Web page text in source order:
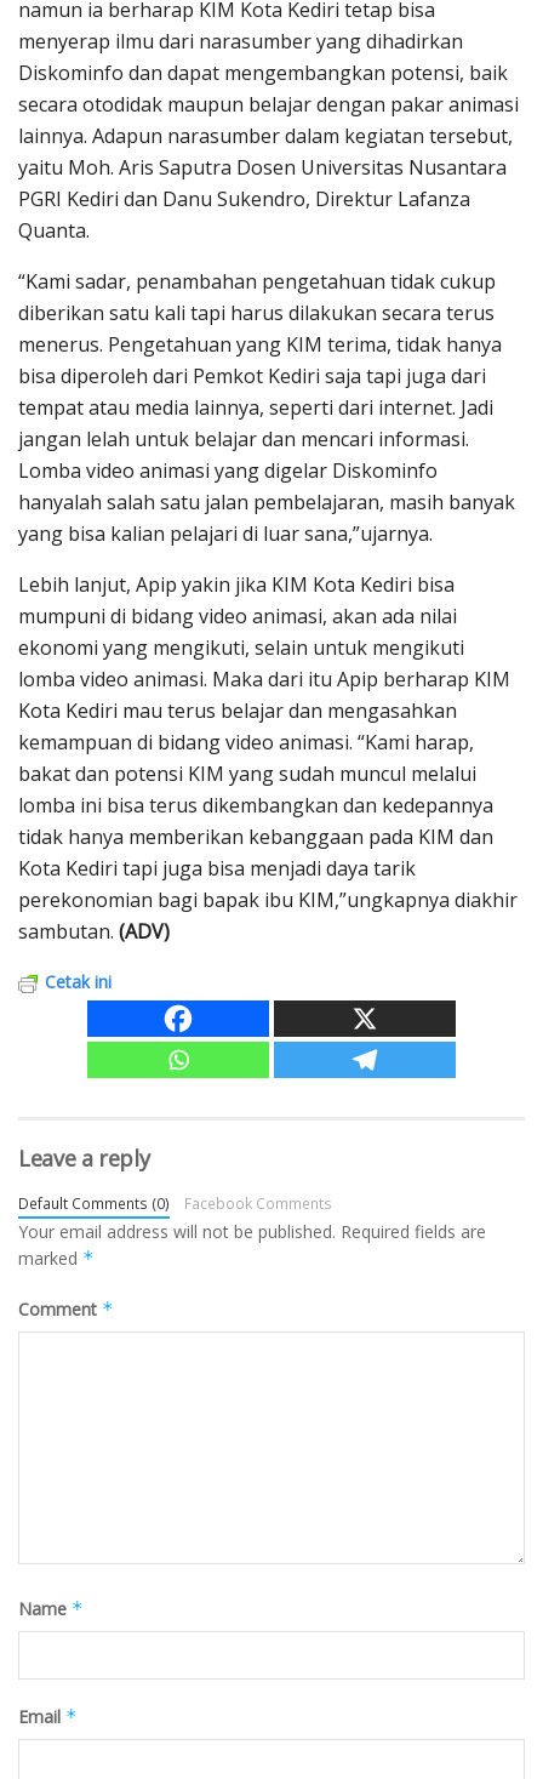
namun ia berharap KIM Kota Kediri tetap bisa
menyerap ilmu dari narasumber yang dihadirkan
Diskominfo dan dapat mengembangkan potensi, baik
secara otodidak maupun belajar dengan pakar animasi
lainnya. Adapun narasumber dalam kegiatan tersebut,
yaitu Moh. Aris Saputra Dosen Universitas Nusantara
PGRI Kediri dan Danu Sukendro, Direktur Lafanza
Quanta.
“Kami sadar, penambahan pengetahuan tidak cukup
diberikan satu kali tapi harus dilakukan secara terus
menerus. Pengetahuan yang KIM terima, tidak hanya
bisa diperoleh dari Pemkot Kediri saja tapi juga dari
tempat atau media lainnya, seperti dari internet. Jadi
jangan lelah untuk belajar dan mencari informasi.
Lomba video animasi yang digelar Diskominfo
hanyalah salah satu jalan pembelajaran, masih banyak
yang bisa kalian pelajari di luar sana,”ujarnya.
Lebih lanjut, Apip yakin jika KIM Kota Kediri bisa
mumpuni di bidang video animasi, akan ada nilai
ekonomi yang mengikuti, selain untuk mengikuti
lomba video animasi. Maka dari itu Apip berharap KIM
Kota Kediri mau terus belajar dan mengasahkan
kemampuan di bidang video animasi. “Kami harap,
bakat dan potensi KIM yang sudah muncul melalui
lomba ini bisa terus dikembangkan dan kedepannya
tidak hanya memberikan kebanggaan pada KIM dan
Kota Kediri tapi juga bisa menjadi daya tarik
perekonomian bagi bapak ibu KIM,”ungkapnya diakhir
sambutan. (ADV)
Cetak ini
Leave a reply
Default Comments (0) Facebook Comments
Your email address will not be published. Required fields are
marked *
Comment *
Name *
Email *